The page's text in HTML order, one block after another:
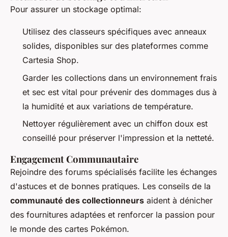
Pour assurer un stockage optimal:
Utilisez des classeurs spécifiques avec anneaux
solides, disponibles sur des plateformes comme
Cartesia Shop.
Garder les collections dans un environnement frais
et sec est vital pour prévenir des dommages dus à
la humidité et aux variations de température.
Nettoyer régulièrement avec un chiffon doux est
conseillé pour préserver l'impression et la netteté.
Engagement Communautaire
Rejoindre des forums spécialisés facilite les échanges
d'astuces et de bonnes pratiques. Les conseils de la
communauté des collectionneurs aident à dénicher
des fournitures adaptées et renforcer la passion pour
le monde des cartes Pokémon.